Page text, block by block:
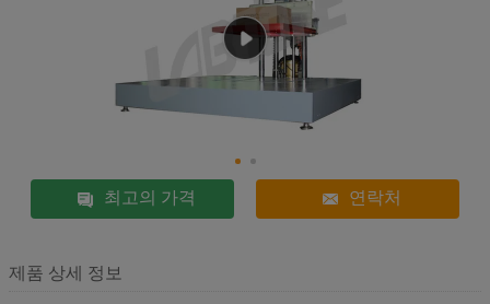
최고의 가격 연락처
제품 상세 정보